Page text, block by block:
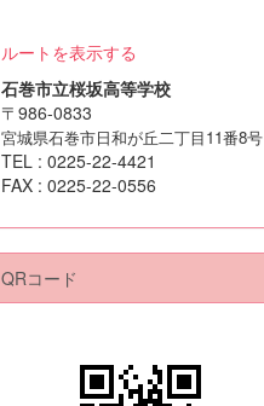
ルートを表示する
石巻市立桜坂高等学校
〒986-0833
宮城県石巻市日和が丘二丁目11番8号
TEL : 0225-22-4421
FAX : 0225-22-0556
QRコード